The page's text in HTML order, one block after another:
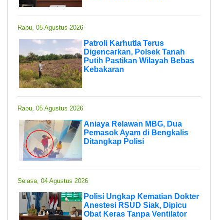
Rabu, 05 Agustus 2026
Patroli Karhutla Terus
Digencarkan, Polsek Tanah
Putih Pastikan Wilayah Bebas
Kebakaran
Rabu, 05 Agustus 2026
Aniaya Relawan MBG, Dua
Pemasok Ayam di Bengkalis
Ditangkap Polisi
Selasa, 04 Agustus 2026
Polisi Ungkap Kematian Dokter
Anestesi RSUD Siak, Dipicu
Obat Keras Tanpa Ventilator